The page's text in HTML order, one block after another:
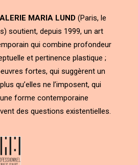
MARIA LUND (Paris, le
soutient, depuis 1999, un art
qui combine profondeur
et pertinence plastique ;
fortes, qui suggèrent un
qu’elles ne l’imposent, qui
forme contemporaine
des questions existentielles.